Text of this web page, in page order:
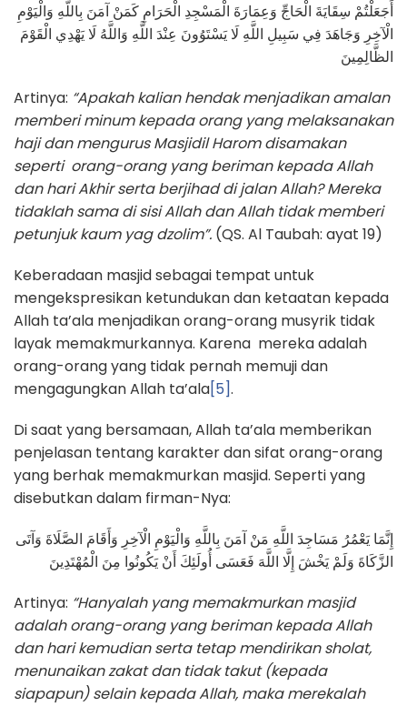
أَجَعَلْتُمْ سِقَايَةَ الْحَاجِّ وَعِمَارَةَ الْمَسْجِدِ الْحَرَامِ كَمَنْ آمَنَ بِاللَّهِ وَالْيَوْمِ
الْآخِرِ وَجَاهَدَ فِي سَبِيلِ اللَّهِ لَا يَسْتَوُونَ عِنْدَ اللَّهِ وَاللَّهُ لَا يَهْدِي الْقَوْمَ
الظَّالِمِينَ
Artinya: “Apakah kalian hendak menjadikan amalan
memberi minum kepada orang yang melaksanakan
haji dan mengurus Masjidil Harom disamakan
seperti orang-orang yang beriman kepada Allah
dan hari Akhir serta berjihad di jalan Allah? Mereka
tidaklah sama di sisi Allah dan Allah tidak memberi
petunjuk kaum yag dzolim”. (QS. Al Taubah: ayat 19)
Keberadaan masjid sebagai tempat untuk
mengekspresikan ketundukan dan ketaatan kepada
Allah ta’ala menjadikan orang-orang musyrik tidak
layak memakmurkannya. Karena mereka adalah
orang-orang yang tidak pernah memuji dan
mengagungkan Allah ta’ala[5].
Di saat yang bersamaan, Allah ta’ala memberikan
penjelasan tentang karakter dan sifat orang-orang
yang berhak memakmurkan masjid. Seperti yang
disebutkan dalam firman-Nya:
إِنَّمَا يَعْمُرُ مَسَاجِدَ اللَّهِ مَنْ آمَنَ بِاللَّهِ وَالْيَوْمِ الْآخِرِ وَأَقَامَ الصَّلَاةَ وَآتَى
الزَّكَاةَ وَلَمْ يَخْشَ إِلَّا اللَّهَ فَعَسَى أُولَئِكَ أَنْ يَكُونُوا مِنَ الْمُهْتَدِينَ
Artinya: “Hanyalah yang memakmurkan masjid
adalah orang-orang yang beriman kepada Allah
dan hari kemudian serta tetap mendirikan sholat,
menunaikan zakat dan tidak takut (kepada
siapapun) selain kepada Allah, maka merekalah